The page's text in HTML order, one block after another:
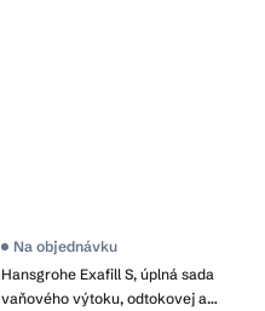
Hansgrohe Exafill S, úplná sada
vaňového výtoku, odtokovej a
Na objednávku